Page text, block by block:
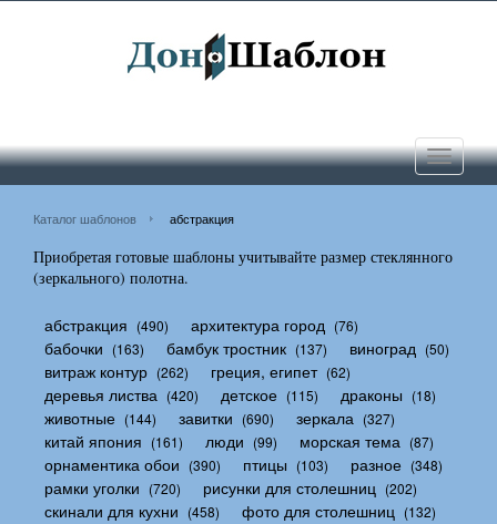
Toggle
Каталог шаблонов абстракция
Приобретая готовые шаблоны учитывайте размер стеклянного
(зеркального) полотна.
абстракция (490) архитектура город (76)
бабочки (163) бамбук тростник (137) виноград (50)
витраж контур (262) греция, египет (62)
деревья листва (420) детское (115) драконы (18)
животные (144) завитки (690) зеркала (327)
китай япония (161) люди (99) морская тема (87)
орнаментика обои (390) птицы (103) разное (348)
рамки уголки (720) рисунки для столешниц (202)
скинали для кухни (458) фото для столешниц (132)